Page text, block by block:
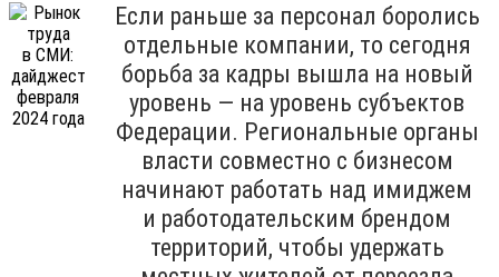
Если раньше за персонал боролись
отдельные компании, то сегодня
борьба за кадры вышла на новый
уровень — на уровень субъектов
Федерации. Региональные органы
власти совместно с бизнесом
начинают работать над имиджем
и работодательским брендом
территорий, чтобы удержать